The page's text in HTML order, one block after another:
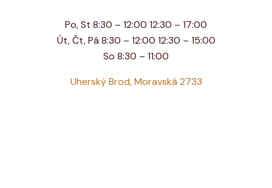
Po, St 8:30 – 12:00 12:30 – 17:00
Út, Čt, Pá 8:30 – 12:00 12:30 – 15:00
So 8:30 – 11:00
Uherský Brod, Moravská 2733